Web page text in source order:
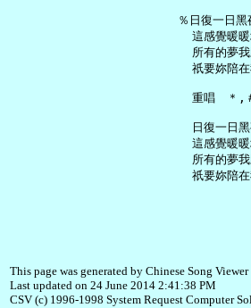
％日復一日黑
這感覺暖暖
所有的夢我
祇要妳陪在
重唱　＊,
日復一日黑
這感覺暖暖
所有的夢我
This page was generated by Chinese Song Viewer
Last updated on 24 June 2014 2:41:38 PM
CSV (c) 1996-1998 System Request Computer